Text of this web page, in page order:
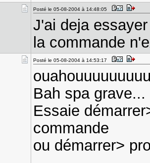
Posté le 05-08-2004 à 14:48:05
J'ai deja
la commande
Posté le 05-08-2004 à 14:53:17
Bah spa grave...
Essaie
commande
ou démarrer>